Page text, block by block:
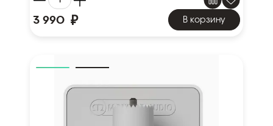
3 990 ₽ В корзину